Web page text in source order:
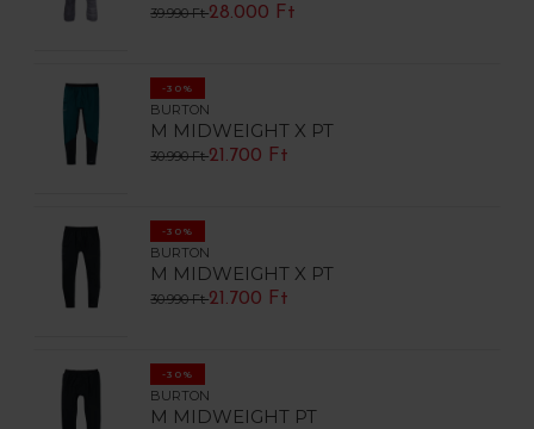
39.990 Ft28.000 Ft
-30%
BURTON
M MIDWEIGHT X PT
30.990 Ft21.700 Ft
-30%
BURTON
M MIDWEIGHT X PT
30.990 Ft21.700 Ft
-30%
BURTON
M MIDWEIGHT PT